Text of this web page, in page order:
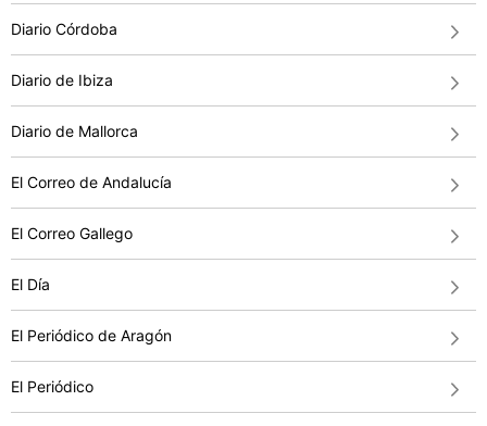
Diario Córdoba
Diario de Ibiza
Diario de Mallorca
El Correo de Andalucía
El Correo Gallego
El Día
El Periódico de Aragón
El Periódico